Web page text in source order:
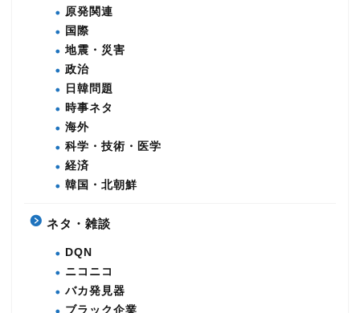
原発関連
国際
地震・災害
政治
日韓問題
時事ネタ
海外
科学・技術・医学
経済
韓国・北朝鮮
ネタ・雑談
DQN
ニコニコ
バカ発見器
ブラック企業